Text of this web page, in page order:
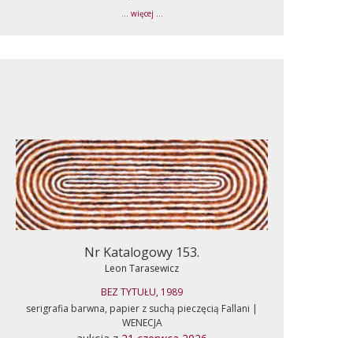
... więcej ...
Nr Katalogowy 153.
Leon Tarasewicz
BEZ TYTUŁU, 1989
serigrafia barwna, papier z suchą pieczęcią Fallani |
WENECJA